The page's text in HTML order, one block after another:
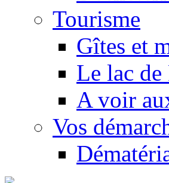
Tourisme
Gîtes et
Le lac de
A voir
Vos